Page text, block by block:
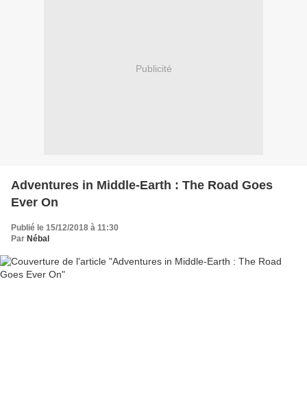
Publicité
Adventures in Middle-Earth : The Road Goes
Ever On
Publié le 15/12/2018 à 11:30
Par Nébal